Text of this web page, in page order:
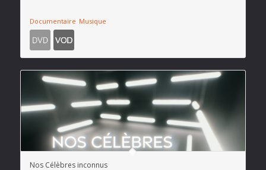
Documentaire Musique
Nos Célèbres inconnus